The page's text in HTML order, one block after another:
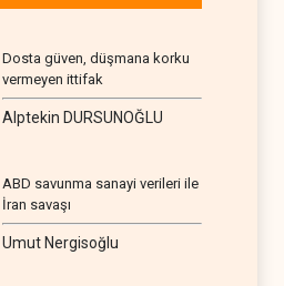
Dosta güven, düşmana korku
vermeyen ittifak
Alptekin DURSUNOĞLU
ABD savunma sanayi verileri ile
İran savaşı
Umut Nergisoğlu